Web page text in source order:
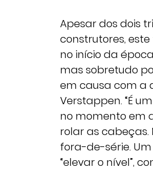
Apesar dos dois
construtores,
no início da
mas sobretudo
em causa com a
Verstappen. “É
no momento em
rolar as cabeças.
fora-de-série.
“elevar o nível”,